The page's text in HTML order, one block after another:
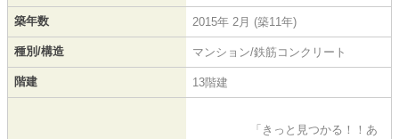
築年数 2015年 2月 (築11年)
種別/構造 マンション/鉄筋コンクリート
階建 13階建
「きっと見つかる！！あ